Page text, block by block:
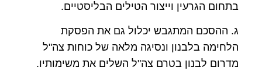
בתחום הגרעין וייצור הטילים הבליסטיים.
ג. ההסכם המתגבש יכלול גם את הפסקת
הלחימה בלבנון ונסיגה מלאה של כוחות צה"ל
מדרום לבנון בטרם צה"ל השלים את משימותיו.